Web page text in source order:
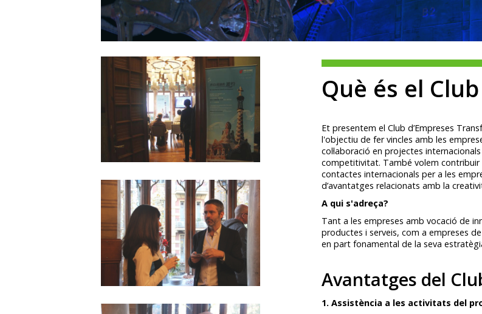
Què és el
Et presentem el Club d’Empreses
l'objectiu de fer vincles amb les
col·laboració en projectes
competitivitat. També volem contribuir
contactes internacionals per a les
d’avantatges relacionats amb la
A qui s'adreça?
Tant a les empreses amb vocació de
productes i serveis, com a empreses
en part fonamental de la seva
Avantatges del
1. Assistència a les activitats del